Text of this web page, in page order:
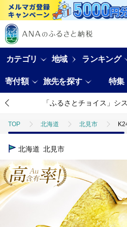
カテゴリ 地域 ランキング
寄付額 旅先を探す 特集
「ふるさとチョイス」シ
TOP 北海道 北見市
TOP
TOP 日用品・雑貨
北海道 北見市